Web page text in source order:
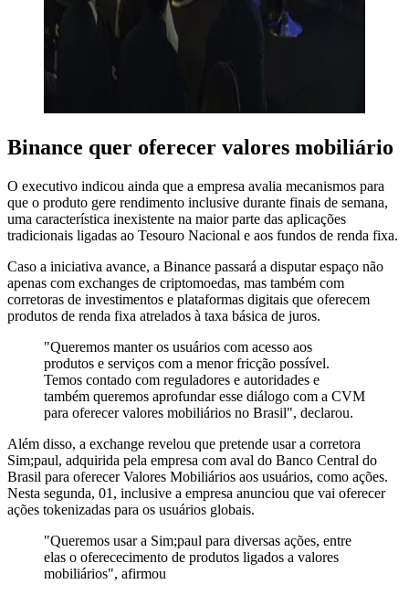
Binance quer oferecer valores mobiliário
O executivo indicou ainda que a empresa avalia mecanismos para
que o produto gere rendimento inclusive durante finais de semana,
uma característica inexistente na maior parte das aplicações
tradicionais ligadas ao Tesouro Nacional e aos fundos de renda fixa.
Caso a iniciativa avance, a Binance passará a disputar espaço não
apenas com exchanges de criptomoedas, mas também com
corretoras de investimentos e plataformas digitais que oferecem
produtos de renda fixa atrelados à taxa básica de juros.
"Queremos manter os usuários com acesso aos
produtos e serviços com a menor fricção possível.
Temos contado com reguladores e autoridades e
também queremos aprofundar esse diálogo com a CVM
para oferecer valores mobiliários no Brasil", declarou.
Além disso, a exchange revelou que pretende usar a corretora
Sim;paul, adquirida pela empresa com aval do Banco Central do
Brasil para oferecer Valores Mobiliários aos usuários, como ações.
Nesta segunda, 01, inclusive a empresa anunciou que vai oferecer
ações tokenizadas para os usuários globais.
"Queremos usar a Sim;paul para diversas ações, entre
elas o oferececimento de produtos ligados a valores
mobiliários", afirmou